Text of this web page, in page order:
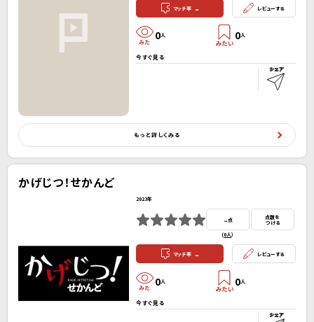
マッチ率 - レビューする
0人 0人
今すぐ見る
もっと詳しくみる
かげじつ！せかんど
2023年
- 点
(0人）
点数を
つける
マッチ率 - レビューする
0人 0人
今すぐ見る